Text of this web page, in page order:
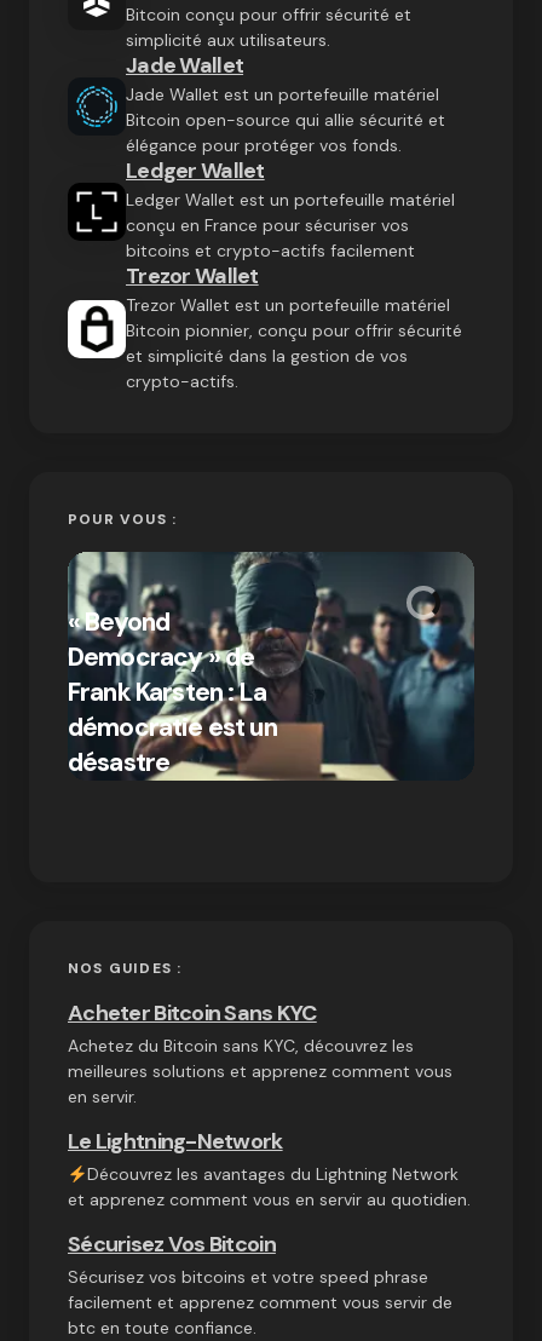
Bitcoin conçu pour offrir sécurité et
simplicité aux utilisateurs.
Jade Wallet
Jade Wallet est un portefeuille matériel
Bitcoin open-source qui allie sécurité et
élégance pour protéger vos fonds.
Ledger Wallet
Ledger Wallet est un portefeuille matériel
conçu en France pour sécuriser vos
bitcoins et crypto-actifs facilement
Trezor Wallet
Trezor Wallet est un portefeuille matériel
Bitcoin pionnier, conçu pour offrir sécurité
et simplicité dans la gestion de vos
crypto-actifs.
POUR VOUS :
« Beyond
Democracy » de
Frank Karsten : La
démocratie est un
désastre
par Ines Aissani
on 03/10/2024
NOS GUIDES :
Acheter Bitcoin Sans KYC
Achetez du Bitcoin sans KYC, découvrez les
meilleures solutions et apprenez comment vous
en servir.
Le Lightning-Network
Découvrez les avantages du Lightning Network
et apprenez comment vous en servir au quotidien.
Sécurisez Vos Bitcoin
Sécurisez vos bitcoins et votre speed phrase
facilement et apprenez comment vous servir de
btc en toute confiance.